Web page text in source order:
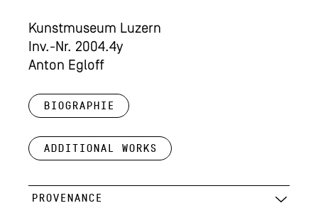
Kunstmuseum Luzern
Inv.-Nr. 2004.4y
Anton Egloff
Biographie
Additional works
PROVENANCE